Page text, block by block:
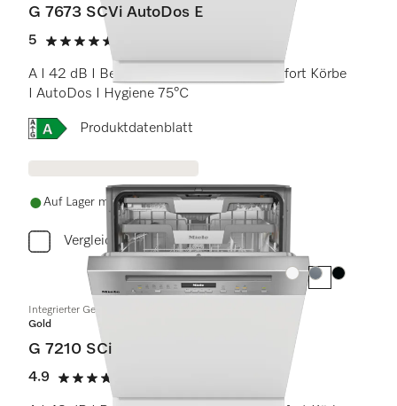
G 7673 SCVi AutoDos E
5
5 Sterne von 5
A I 42 dB I Besteckschublade I MaxiComfort Körbe
I AutoDos I Hygiene 75°C
Onlinelabel Image, Energielabel
Produktdatenblatt
Auf Lager mit kostenlosem Versand
Vergleichen
Farbe:Farbe:Farbe:
Integrierter Geschirrspüler
Gold
G 7210 SCi
4.9
4.9 Sterne von 5